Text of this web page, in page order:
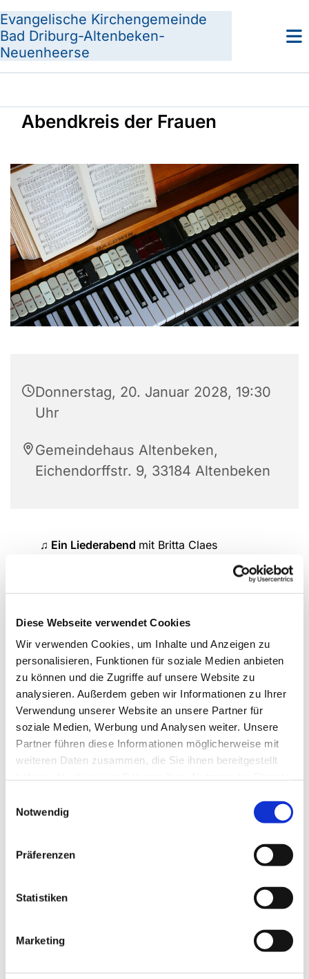
Diese Webseite verwendet Cookies
Wir verwenden Cookies, um Inhalte und Anzeigen zu
personalisieren, Funktionen für soziale Medien anbieten
zu können und die Zugriffe auf unsere Website zu
analysieren. Außerdem geben wir Informationen zu Ihrer
Verwendung unserer Website an unsere Partner für
soziale Medien, Werbung und Analysen weiter. Unsere
Partner führen diese Informationen möglicherweise mit
weiteren Daten zusammen, die Sie ihnen bereitgestellt
Notwendig
Präferenzen
Statistiken
Marketing
Evangelische Kirchengemeinde
Bad Driburg-Altenbeken-
Neuenheerse
Abendkreis der Frauen
Donnerstag, 20. Januar 2028, 19:30
Uhr
Gemeindehaus Altenbeken,
Eichendorffstr. 9, 33184 Altenbeken
♫ Ein Liederabend mit Britta Claes
Neues und Bekanntes singen wir gemeinsam
Dies könnte Sie auch